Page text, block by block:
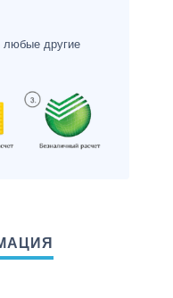
любые другие